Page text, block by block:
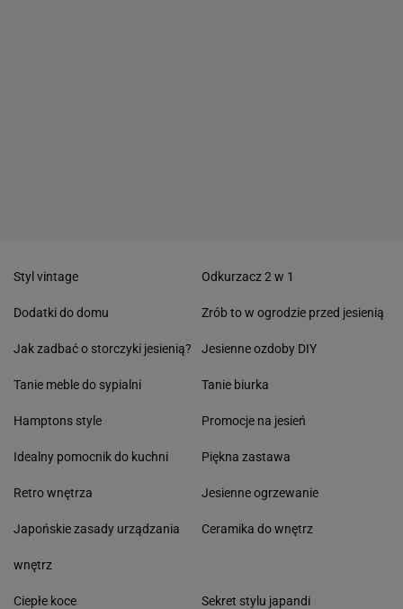
Styl vintage
Dodatki do domu
Jak zadbać o storczyki jesienią?
Tanie meble do sypialni
Hamptons style
Idealny pomocnik do kuchni
Retro wnętrza
Japońskie zasady urządzania
wnętrz
Odkurzacz 2 w 1
Zrób to w ogrodzie przed jesienią
Jesienne ozdoby DIY
Tanie biurka
Promocje na jesień
Piękna zastawa
Jesienne ogrzewanie
Ceramika do wnętrz
Ciepłe koce Sekret stylu japandi